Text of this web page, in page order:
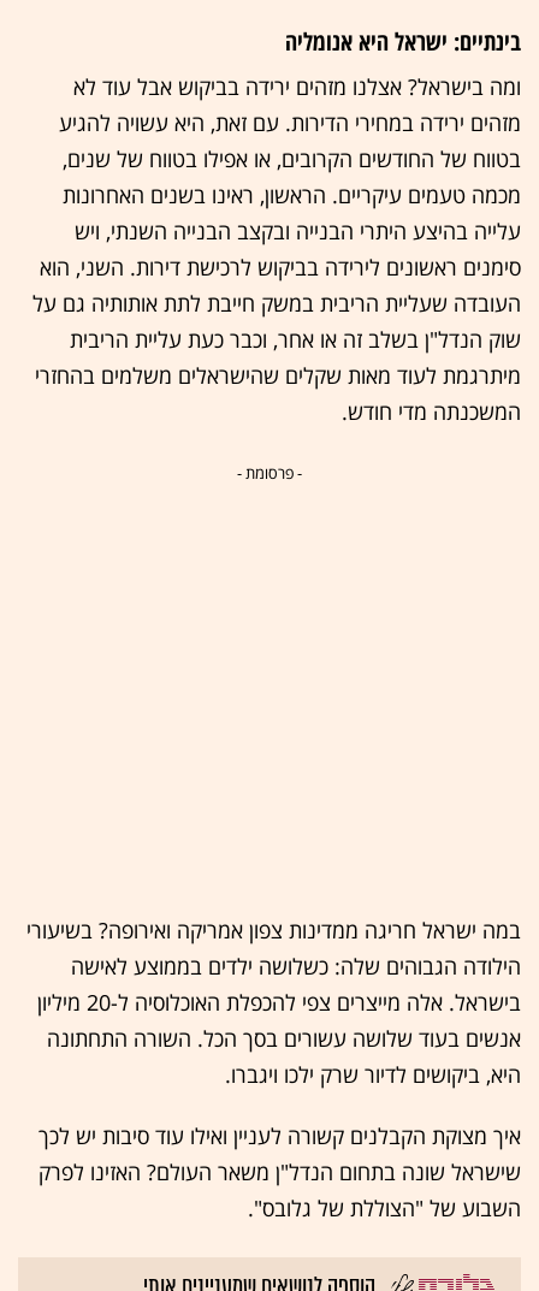
בינתיים: ישראל היא אנומליה
ומה בישראל? אצלנו מזהים ירידה בביקוש אבל עוד לא
מזהים ירידה במחירי הדירות. עם זאת, היא עשויה להגיע
בטווח של החודשים הקרובים, או אפילו בטווח של שנים,
מכמה טעמים עיקריים. הראשון, ראינו בשנים האחרונות
עלייה בהיצע היתרי הבנייה ובקצב הבנייה השנתי, ויש
סימנים ראשונים לירידה בביקוש לרכישת דירות. השני, הוא
העובדה שעליית הריבית במשק חייבת לתת אותותיה גם על
שוק הנדל"ן בשלב זה או אחר, וכבר כעת עליית הריבית
מיתרגמת לעוד מאות שקלים שהישראלים משלמים בהחזרי
המשכנתה מדי חודש.
- פרסומת -
במה ישראל חריגה ממדינות צפון אמריקה ואירופה? בשיעורי
הילודה הגבוהים שלה: כשלושה ילדים בממוצע לאישה
בישראל. אלה מייצרים צפי להכפלת האוכלוסיה ל-20 מיליון
אנשים בעוד שלושה עשורים בסך הכל. השורה התחתונה
היא, ביקושים לדיור שרק ילכו ויגברו.
איך מצוקת הקבלנים קשורה לעניין ואילו עוד סיבות יש לכך
שישראל שונה בתחום הנדל"ן משאר העולם? האזינו לפרק
השבוע של "הצוללת של גלובס".